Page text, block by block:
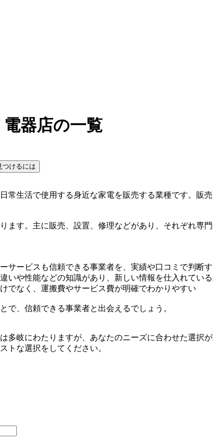
器店の一覧
つけるには
常生活で使用する身近な家電を販売する業種です。販
ます。主に販売、設置、修理などがあり、それぞれ
サービスも信頼できる事業者を、実績や口コミで判断す
いや性能などの知識があり、新しい情報を仕入れてい
でなく、運搬費やサービス費が明確でわかりやすい
で、信頼できる事業者と出会えるでしょう。
多岐にわたりますが、あなたのニーズに合わせた選択が
トな選択をしてください。